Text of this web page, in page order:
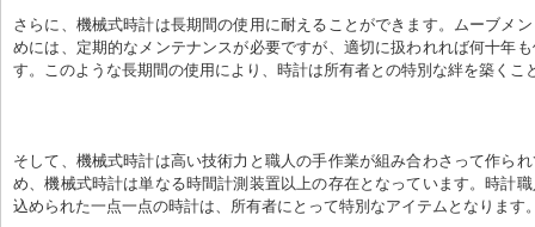
さらに、機械式時計は長期間の使用に耐えることができます。ムーブメ
めには、定期的なメンテナンスが必要ですが、適切に扱われれば何十年
す。このような長期間の使用により、時計は所有者との特別な絆を築くこ
そして、機械式時計は高い技術力と職人の手作業が組み合わさって作ら
め、機械式時計は単なる時間計測装置以上の存在となっています。時計
込められた一点一点の時計は、所有者にとって特別なアイテムとなります